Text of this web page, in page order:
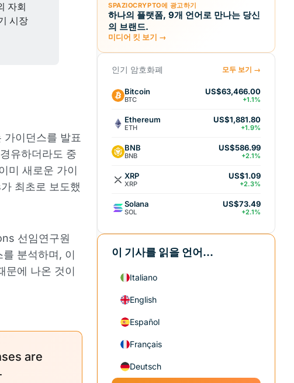
자회
시장
이던스를 발표
유하더라도 중
미 새로운 가이
최초로 보도했
선임연구원
분석하며, 이
문에 나온 것이
are
SPAZIOCRYPTO에 광고하기
하나의 플랫폼, 9개 언어로 만나는 당신
의 브랜드.
미디어 킷 보기 →
인기 암호화폐 모두 보기 →
Bitcoin
BTC
US$63,466.00
+1.1%
Ethereum
ETH
US$1,881.80
+1.9%
BNB
BNB
US$586.99
+2.1%
XRP
XRP
US$1.09
+2.3%
Solana
SOL
US$73.49
+2.1%
이 기사를 읽을 언어...
Italiano
English
Español
Français
Deutsch